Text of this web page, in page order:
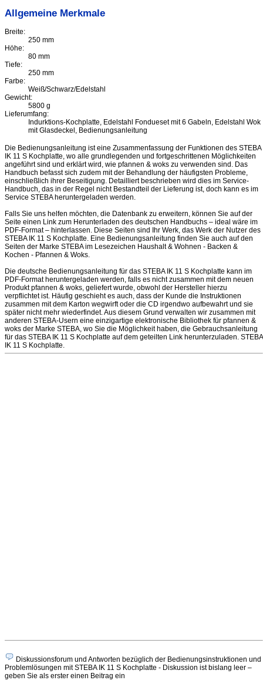
Allgemeine Merkmale
Breite:
250 mm
Höhe:
80 mm
Tiefe:
250 mm
Farbe:
Weiß/Schwarz/Edelstahl
Gewicht:
5800 g
Lieferumfang:
Indurktions-Kochplatte, Edelstahl Fondueset mit 6 Gabeln, Edelstahl Wok
mit Glasdeckel, Bedienungsanleitung
Die Bedienungsanleitung ist eine Zusammenfassung der Funktionen des STEBA
IK 11 S Kochplatte, wo alle grundlegenden und fortgeschrittenen Möglichkeiten
angeführt sind und erklärt wird, wie pfannen & woks zu verwenden sind. Das
Handbuch befasst sich zudem mit der Behandlung der häufigsten Probleme,
einschließlich ihrer Beseitigung. Detailliert beschrieben wird dies im Service-
Handbuch, das in der Regel nicht Bestandteil der Lieferung ist, doch kann es im
Service STEBA heruntergeladen werden.
Falls Sie uns helfen möchten, die Datenbank zu erweitern, können Sie auf der
Seite einen Link zum Herunterladen des deutschen Handbuchs – ideal wäre im
PDF-Format – hinterlassen. Diese Seiten sind Ihr Werk, das Werk der Nutzer des
STEBA IK 11 S Kochplatte. Eine Bedienungsanleitung finden Sie auch auf den
Seiten der Marke STEBA im Lesezeichen Haushalt & Wohnen - Backen &
Kochen - Pfannen & Woks.
Die deutsche Bedienungsanleitung für das STEBA IK 11 S Kochplatte kann im
PDF-Format heruntergeladen werden, falls es nicht zusammen mit dem neuen
Produkt pfannen & woks, geliefert wurde, obwohl der Hersteller hierzu
verpflichtet ist. Häufig geschieht es auch, dass der Kunde die Instruktionen
zusammen mit dem Karton wegwirft oder die CD irgendwo aufbewahrt und sie
später nicht mehr wiederfindet. Aus diesem Grund verwalten wir zusammen mit
anderen STEBA-Usern eine einzigartige elektronische Bibliothek für pfannen &
woks der Marke STEBA, wo Sie die Möglichkeit haben, die Gebrauchsanleitung
für das STEBA IK 11 S Kochplatte auf dem geteilten Link herunterzuladen. STEBA
IK 11 S Kochplatte.
Diskussionsforum und Antworten bezüglich der Bedienungsinstruktionen und
Problemlösungen mit STEBA IK 11 S Kochplatte - Diskussion ist bislang leer –
geben Sie als erster einen Beitrag ein